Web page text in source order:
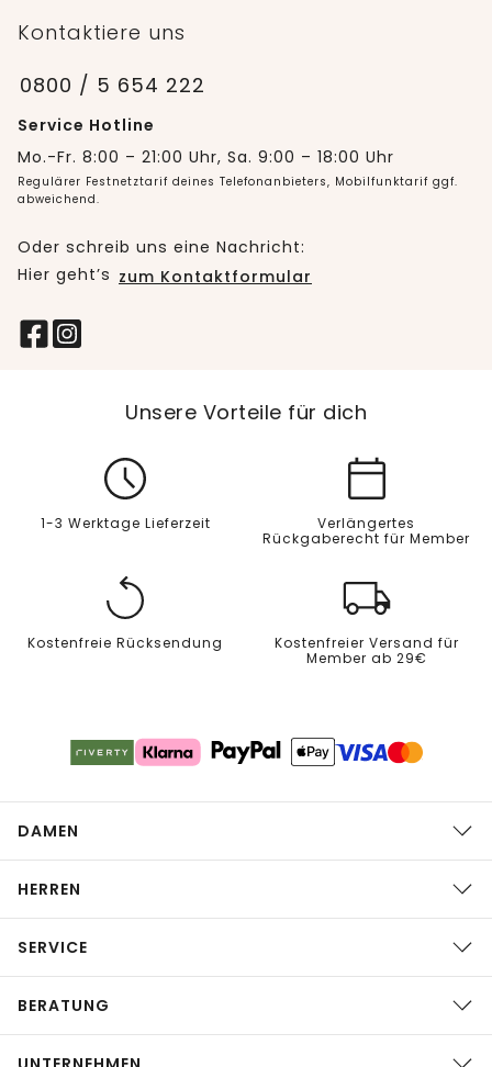
Kontaktiere uns
0800 / 5 654 222
Service Hotline
Mo.-Fr. 8:00 – 21:00 Uhr, Sa. 9:00 – 18:00 Uhr
Regulärer Festnetztarif deines Telefonanbieters, Mobilfunktarif ggf.
abweichend.
Oder schreib uns eine Nachricht:
Hier geht’s zum Kontaktformular
Unsere Vorteile für dich
1-3 Werktage Lieferzeit
Verlängertes
Rückgaberecht für Member
Kostenfreie Rücksendung
Kostenfreier Versand für
Member ab 29€
DAMEN
HERREN
SERVICE
BERATUNG